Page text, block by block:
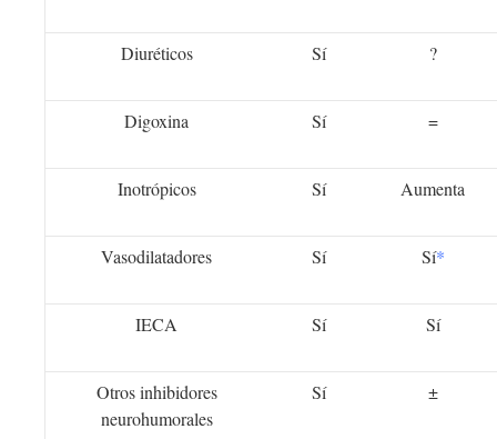
Diuréticos Sí ?
Digoxina Sí =
Inotrópicos Sí Aumenta
Vasodilatadores Sí Sí*
IECA Sí Sí
Otros inhibidores
neurohumorales
Sí ±